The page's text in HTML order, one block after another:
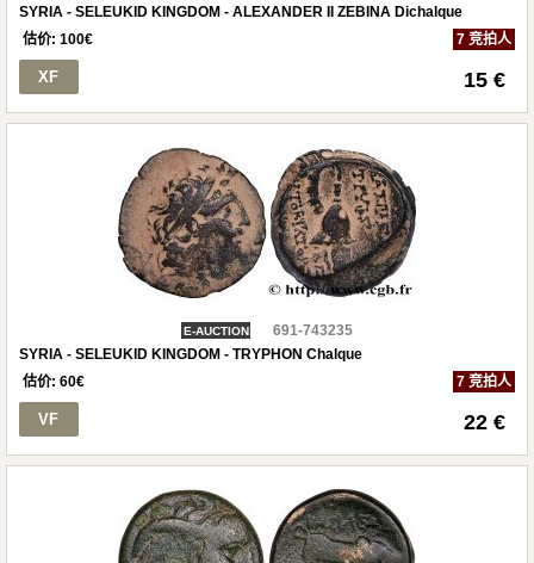
SYRIA - SELEUKID KINGDOM - ALEXANDER II ZEBINA Dichalque
估价: 100€ 7 竞拍人
XF 15 €
E-AUCTION
691-743235
SYRIA - SELEUKID KINGDOM - TRYPHON Chalque
估价: 60€ 7 竞拍人
VF 22 €